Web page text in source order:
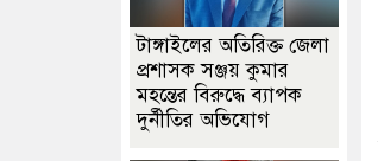
টাঙ্গাইলের অতিরিক্ত জেলা
প্রশাসক সঞ্জয় কুমার
মহন্তের বিরুদ্ধে ব্যাপক
দুর্নীতির অভিযোগ